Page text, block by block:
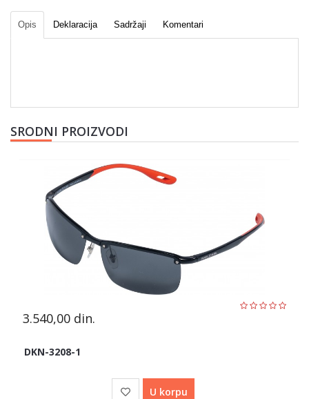
Opis Deklaracija Sadržaji Komentari
SRODNI PROIZVODI
3.540,00 din.
DKN-3208-1
U korpu